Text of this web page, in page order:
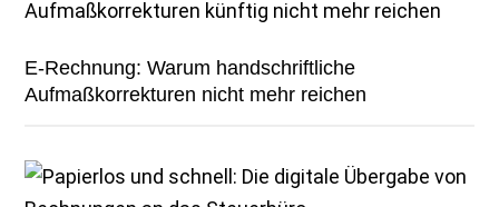
E-Rechnung: Warum handschriftliche
Aufmaßkorrekturen nicht mehr reichen